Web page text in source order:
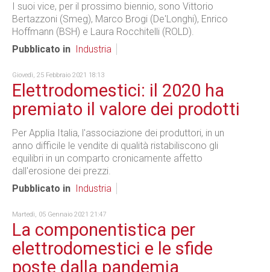
I suoi vice, per il prossimo biennio, sono Vittorio
Bertazzoni (Smeg), Marco Brogi (De'Longhi), Enrico
Hoffmann (BSH) e Laura Rocchitelli (ROLD).
Pubblicato in
Industria
Giovedì, 25 Febbraio 2021 18:13
Elettrodomestici: il 2020 ha
premiato il valore dei prodotti
Per Applia Italia, l'associazione dei produttori, in un
anno difficile le vendite di qualità ristabiliscono gli
equilibri in un comparto cronicamente affetto
dall'erosione dei prezzi.
Pubblicato in
Industria
Martedì, 05 Gennaio 2021 21:47
La componentistica per
elettrodomestici e le sfide
poste dalla pandemia